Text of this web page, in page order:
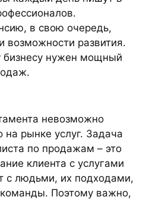
в свою очередь,
возможности развития.
нужен мощный
невозможно
на рынке услуг. Задача
по продажам – это
клиента с услугами
с людьми, их подходами,
Поэтому важно,